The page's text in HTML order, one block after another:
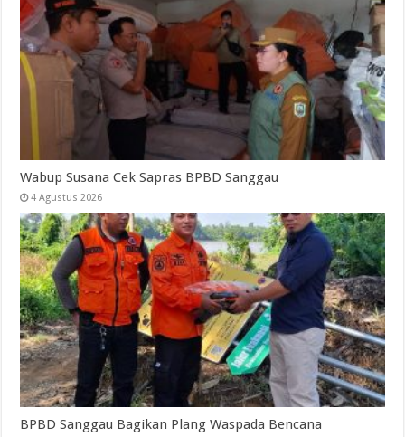
Wabup Susana Cek Sapras BPBD Sanggau
4 Agustus 2026
BPBD Sanggau Bagikan Plang Waspada Bencana